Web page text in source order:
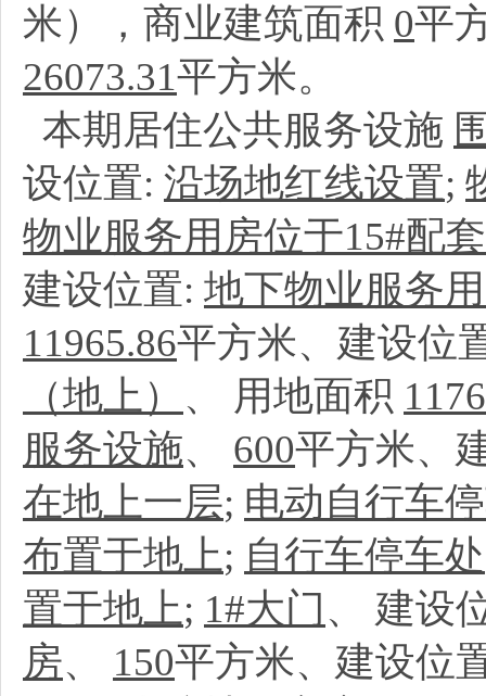
米），商业建筑面积 0平
26073.31平方米。
本期居住公共服务设施
设位置: 沿场地红线设置;
物业服务用房位于15#配
建设位置: 地下物业服务
11965.86平方米、建设位
（地上） 、 用地面积
服务设施、 600平方米、
在地上一层; 电动自行车
布置于地上; 自行车停车处
置于地上; 1#大门 、 建设
房、 150平方米、建设位